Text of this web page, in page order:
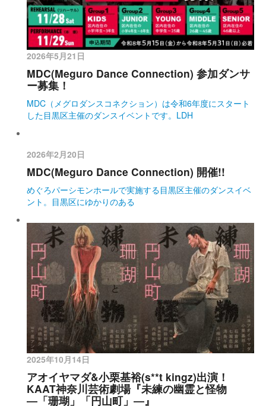
2026年5月21日
MDC(Meguro Dance Connection) 参加ダンサ
ー募集！
MDC（メグロダンスコネクション）は令和6年度にスタート
した目黒区主催のダンスイベントです。LDH
2026年2月20日
MDC(Meguro Dance Connection) 開催!!
めぐろパーシモンホールで実施する目黒区主催のダンスイベ
ント。目黒区にゆかりのある
2025年10月14日
アオイヤマダ&小栗基裕(s**t kingz)出演！
KAAT神奈川芸術劇場『未練の幽霊と怪物
―「珊瑚」「円山町」―』